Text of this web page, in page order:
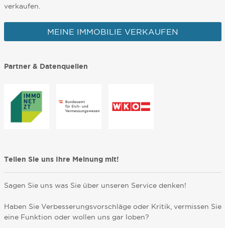
verkaufen.
MEINE IMMOBILIE VERKAUFEN
Partner & Datenquellen
Teilen Sie uns Ihre Meinung mit!
Sagen Sie uns was Sie über unseren Service denken!
Haben Sie Verbesserungsvorschläge oder Kritik, vermissen Sie
eine Funktion oder wollen uns gar loben?